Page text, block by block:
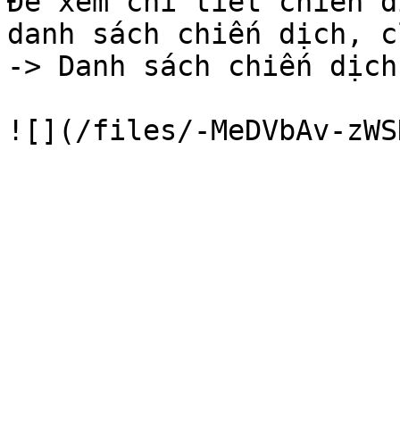
danh sách chiến dịch,
-> Danh sách chiến